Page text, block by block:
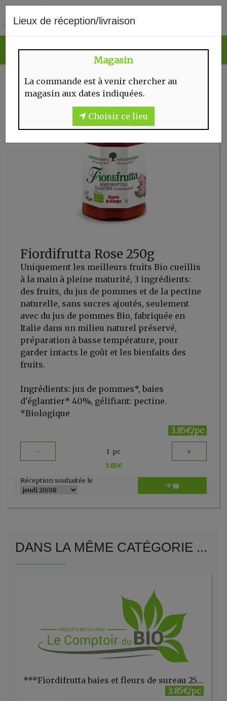
Lieux de réception/livraison
Magasin
La commande est à venir chercher au
magasin aux dates indiquées.
Choisir ce lieu
Fiordifrutta Rose 250g
Uniquement les meilleurs fruits Bio cueillis
à la main à pleine maturité, 3 ingrédients:
des fruits, du jus de pommes et de la pectine
naturelle, sans sucres ajoutés, seulement
avec du jus de pommes Bio, fabriquée en
Italie dans un milieu naturel préservé,
préparation à basse température, pour
garder intacts le goût et les bienfaits des
fruits.
Ingrédients: jus de pommes*, baies
d'églantier* 40%, gélifiant: pectine.
*Biologique
3.85€/pc
- 1 pc +
3.85€
Réception souhaitée le
DANS LA MÊME CATÉGORIE ...
***Fiordifrutta baies et fleurs de sureau 250g
3.85€/pc